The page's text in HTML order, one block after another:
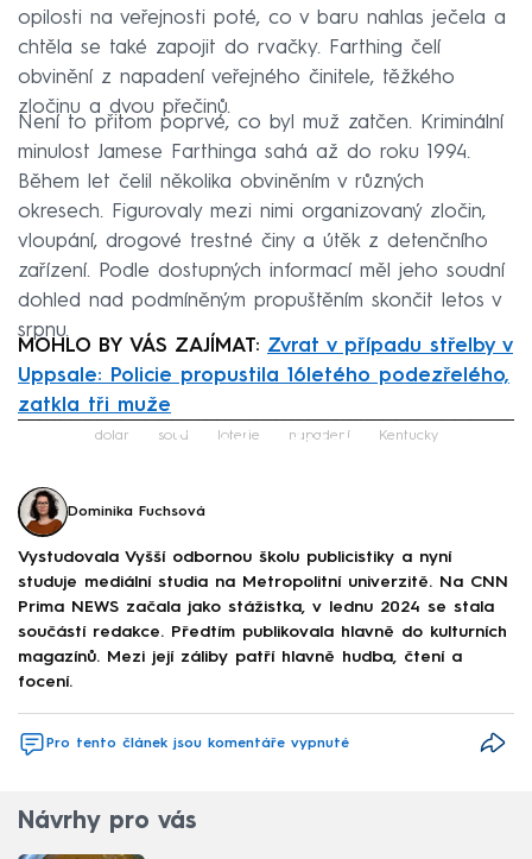
opilosti na veřejnosti poté, co v baru nahlas ječela a
chtěla se také zapojit do rvačky. Farthing čelí
obvinění z napadení veřejného činitele, těžkého
zločinu a dvou přečinů.
Není to přitom poprvé, co byl muž zatčen. Kriminální
minulost Jamese Farthinga sahá až do roku 1994.
Během let čelil několika obviněním v různých
okresech. Figurovaly mezi nimi organizovaný zločin,
vloupání, drogové trestné činy a útěk z detenčního
zařízení. Podle dostupných informací měl jeho soudní
dohled nad podmíněným propuštěním skončit letos v
srpnu.
MOHLO BY VÁS ZAJÍMAT: Zvrat v případu střelby v
Uppsale: Policie propustila 16letého podezřelého,
zatkla tři muže
Failed to fetch
dolar soud loterie napadení Kentucky
Dominika Fuchsová
Vystudovala Vyšší odbornou školu publicistiky a nyní
studuje mediální studia na Metropolitní univerzitě. Na CNN
Prima NEWS začala jako stážistka, v lednu 2024 se stala
součástí redakce. Předtím publikovala hlavně do kulturních
magazínů. Mezi její záliby patří hlavně hudba, čtení a
focení.
Pro tento článek jsou komentáře vypnuté
Návrhy pro vás